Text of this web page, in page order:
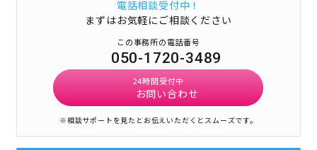
電話相談受付中！
まずはお気軽にご相談ください
この事務所の電話番号
050-1720-3489
24時間受付中
お問い合わせ
※相談サポートを見たとお伝えいただくとスムーズです。